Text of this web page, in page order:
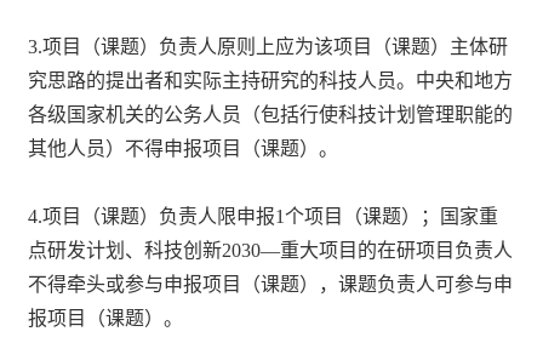
3.项目（课题）负责人原则上应为该项目（课题）主体研
究思路的提出者和实际主持研究的科技人员。中央和地方
各级国家机关的公务人员（包括行使科技计划管理职能的
其他人员）不得申报项目（课题）。
4.项目（课题）负责人限申报1个项目（课题）；国家重
点研发计划、科技创新2030—重大项目的在研项目负责人
不得牵头或参与申报项目（课题），课题负责人可参与申
报项目（课题）。